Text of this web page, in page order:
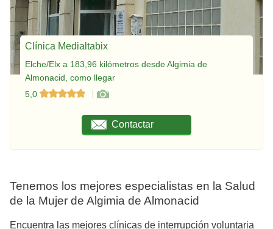
Clínica Medialtabix
Elche/Elx a 183,96 kilómetros desde Algimia de
Almonacid, como llegar
5,0
Contactar
Tenemos los mejores especialistas en la Salud
de la Mujer de Algimia de Almonacid
Encuentra las mejores clínicas de interrupción voluntaria